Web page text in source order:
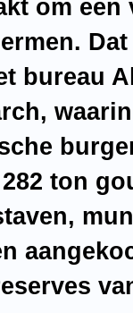
om een
bureau
ton